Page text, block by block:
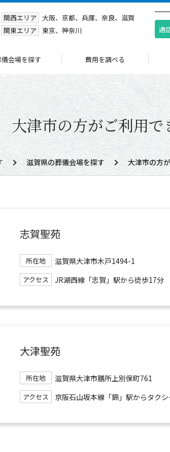
関西エリア
大阪、京都、兵庫、奈良、滋賀
関東エリア
東京、神奈川
通
会場を探す 費用を調べる
大津市の方がご利用
滋賀県の葬儀会場を探す 大津市の方
志賀聖苑
所在地 滋賀県大津市木戸1494-1
アクセス JR湖西線「志賀」駅から徒歩17分
大津聖苑
所在地 滋賀県大津市膳所上別保町761
アクセス 京阪石山坂本線「錦」駅からタク